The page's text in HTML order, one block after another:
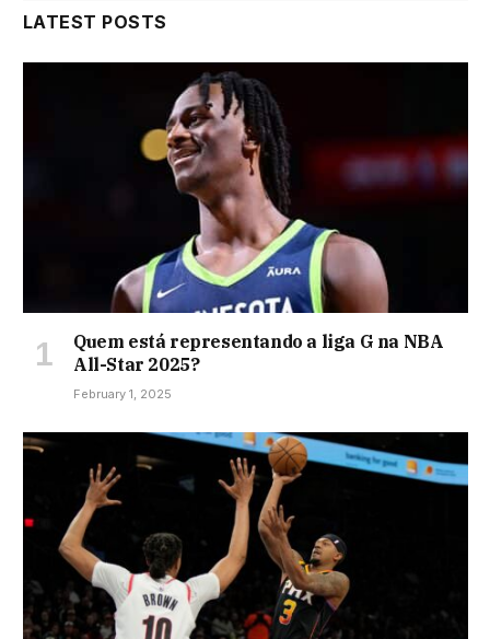
LATEST POSTS
Quem está representando a liga G na NBA
All-Star 2025?
February 1, 2025